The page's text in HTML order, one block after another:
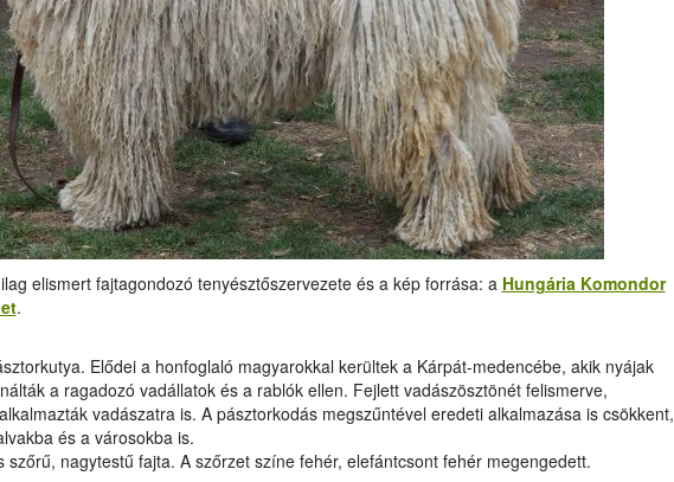
elismert fajtagondozó tenyésztőszervezete és a kép forrása: a Hungária Komondor
.
Elődei a honfoglaló magyarokkal kerültek a Kárpát-medencébe, akik nyájak
a ragadozó vadállatok és a rablók ellen. Fejlett vadászösztönét felismerve,
vadászatra is. A pásztorkodás megszűntével eredeti alkalmazása is csökkent,
és a városokba is.
szőrű, nagytestű fajta. A szőrzet színe fehér, elefántcsont fehér megengedett.